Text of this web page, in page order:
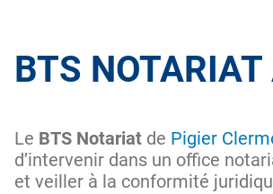
BTS
Le BTS Notariat de Pigier
d’intervenir dans un office
et veiller à la conformité